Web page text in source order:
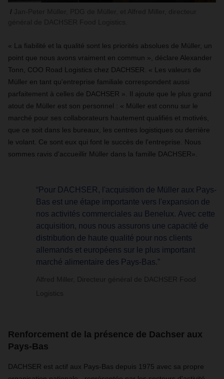
« La fiabilité et la qualité sont les priorités absolues de Müller, un
point que nous avons vraiment en commun », déclare Alexander
Tonn, COO Road Logistics chez DACHSER. « Les valeurs de
Müller en tant qu'entreprise familiale correspondent aussi
parfaitement à celles de DACHSER ». Il ajoute que le plus grand
atout de Müller est son personnel : « Müller est connu sur le
marché pour ses collaborateurs hautement qualifiés et motivés,
que ce soit dans les bureaux, les centres logistiques ou derrière
le volant. Ce sont eux qui font le succès de l'entreprise. Nous
sommes ravis d'accueillir Müller dans la famille DACHSER».
“Pour DACHSER, l'acquisition de Müller aux Pays-
Bas est une étape importante vers l'expansion de
nos activités commerciales au Benelux. Avec cette
acquisition, nous nous assurons une capacité de
distribution de haute qualité pour nos clients
allemands et européens sur le plus important
marché alimentaire des Pays-Bas.”
Alfred Miller, Directeur général de DACHSER Food
Logistics
Renforcement de la présence de Dachser aux
Pays-Bas
DACHSER est actif aux Pays-Bas depuis 1975 avec sa propre